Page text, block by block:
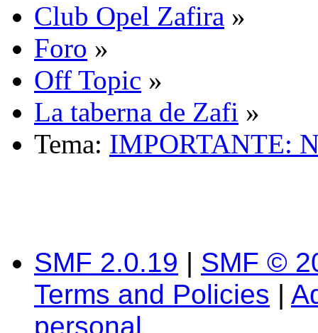
Club Opel Zafira »
Foro »
Off Topic »
La taberna de Zafi »
Tema: IMPORTANTE:
SMF 2.0.19 | SMF ©
Terms and Policies |
personal